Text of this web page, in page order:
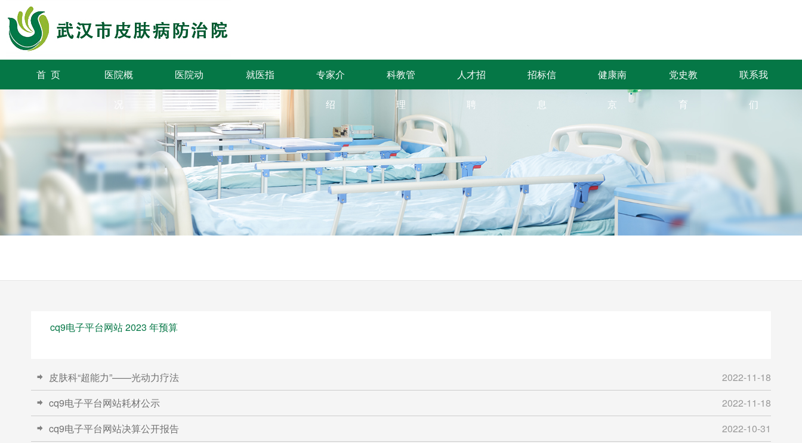
首 页 医院概 医院动
态
就医指
南
专家介
绍
科教管
理
人才招
聘
招标信
息
健康南
京
党史教
育
联系我
们
cq9电子平台网站 2023 年预算
 皮肤科“超能力”——光动力疗法 2022-11-18
 cq9电子平台网站耗材公示 2022-11-18
 cq9电子平台网站决算公开报告 2022-10-31